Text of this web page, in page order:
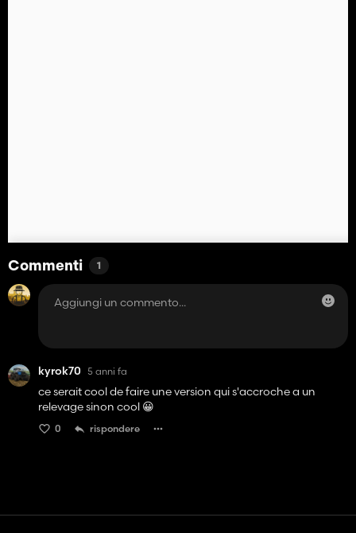
Commenti 1
kyrok70 5 anni fa
ce serait cool de faire une version qui s'accroche a un
relevage sinon cool 😀
0 rispondere